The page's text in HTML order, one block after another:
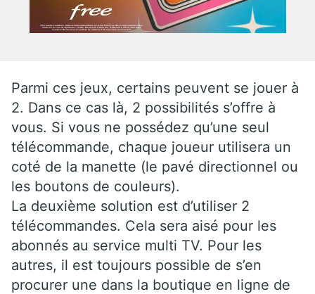
Parmi ces jeux, certains peuvent se jouer à
2. Dans ce cas là, 2 possibilités s’offre à
vous. Si vous ne possédez qu’une seul
télécommande, chaque joueur utilisera un
coté de la manette (le pavé directionnel ou
les boutons de couleurs).
La deuxième solution est d’utiliser 2
télécommandes. Cela sera aisé pour les
abonnés au service multi TV. Pour les
autres, il est toujours possible de s’en
procurer une dans la boutique en ligne de